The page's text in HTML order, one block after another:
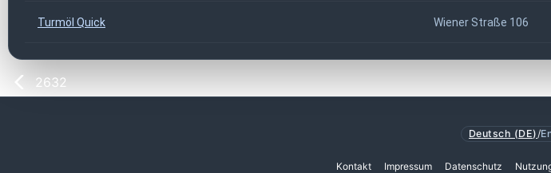
Turmöl Quick Wiener Straße 106
2632
Deutsch (DE) /
Kontakt Impressum Datenschutz